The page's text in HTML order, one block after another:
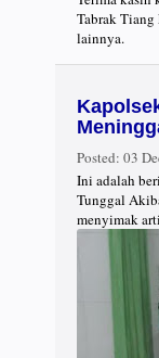
Tabrak
lainnya.
Posted: 03
Ini adalah
Tunggal
menyimak